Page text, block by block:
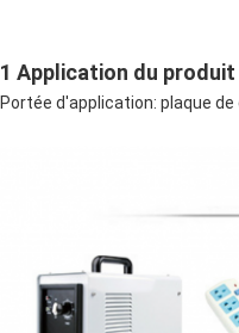
1 Application du produit
Portée d'application: plaque